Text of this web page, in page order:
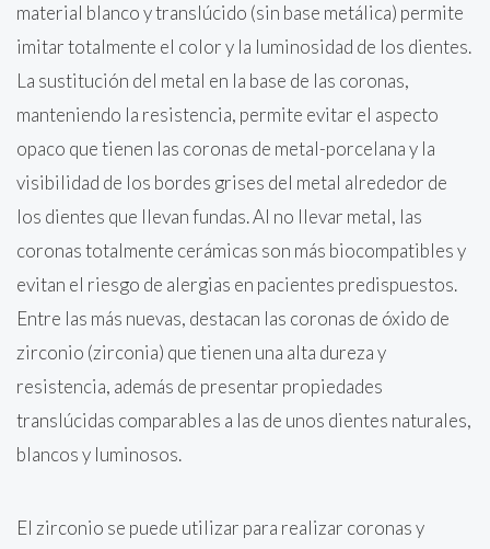
material blanco y translúcido (sin base metálica) permite
imitar totalmente el color y la luminosidad de los dientes.
La sustitución del metal en la base de las coronas,
manteniendo la resistencia, permite evitar el aspecto
opaco que tienen las coronas de metal-porcelana y la
visibilidad de los bordes grises del metal alrededor de
los dientes que llevan fundas. Al no llevar metal, las
coronas totalmente cerámicas son más biocompatibles y
evitan el riesgo de alergias en pacientes predispuestos.
Entre las más nuevas, destacan las coronas de óxido de
zirconio (zirconia) que tienen una alta dureza y
resistencia, además de presentar propiedades
translúcidas comparables a las de unos dientes naturales,
blancos y luminosos.
El zirconio se puede utilizar para realizar coronas y